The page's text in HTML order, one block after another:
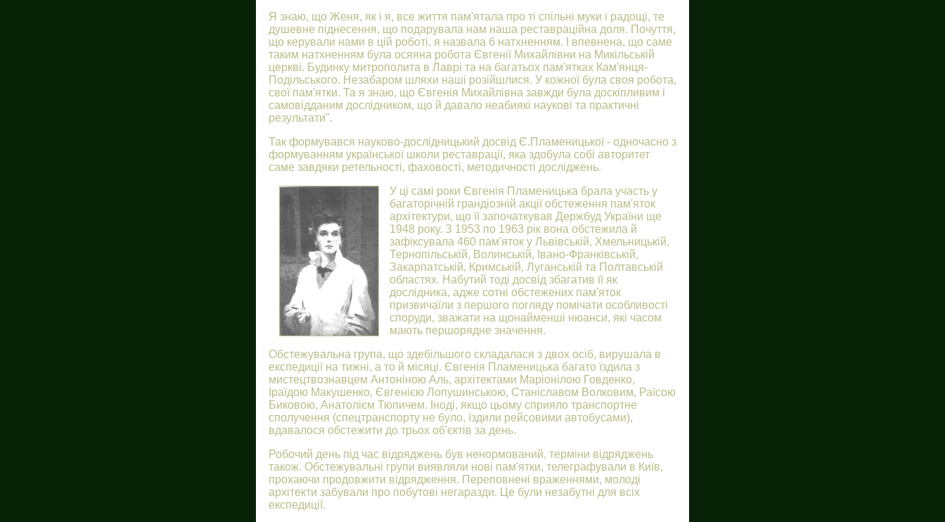
Я знаю, що Женя, як і я, все життя пам'ятала про ті спільні муки і радощі, те
душевне піднесення, що подарувала нам наша реставраційна доля. Почуття,
що керували нами в цій роботі, я назвала б натхненням. І впевнена, що саме
таким натхненням була осяяна робота Євгенії Михайлівни на Микільській
церкві. Будинку митрополита в Лаврі та на багатьох пам'ятках Кам'янця-
Подільського. Незабаром шляхи наші розійшлися. У кожної була своя робота,
свої пам'ятки. Та я знаю, що Євгенія Михайлівна завжди була доскіпливим і
самовідданим дослідником, що й давало неабиякі наукові та практичні
результати".
Так формувався науково-дослідницький досвід Є.Пламеницької - одночасно з
формуванням української школи реставрації, яка здобула собі авторитет
саме завдяки ретельності, фаховості, методичності досліджень.
У ці самі роки Євгенія Пламеницька брала участь у
багаторічній грандіозній акції обстеження пам'яток
архітектури, що її започаткував Держбуд України ще
1948 року. З 1953 по 1963 рік вона обстежила й
зафіксувала 460 пам'яток у Львівській, Хмельницькій,
Тернопільській, Волинській, Івано-Франківській,
Закарпатській, Кримській, Луганській та Полтавській
областях. Набутий тоді досвід збагатив її як
дослідника, адже сотні обстежених пам'яток
призвичаїли з першого погляду помічати особливості
споруди, зважати на щонайменші нюанси, які часом
мають першорядне значення.
Обстежувальна група, що здебільшого складалася з двох осіб, вирушала в
експедиції на тижні, а то й місяці. Євгенія Пламеницька багато їздила з
мистецтвознавцем Антоніною Аль, архітектами Маріонілою Говденко,
Іраїдою Макушенко, Євгенією Лопушинською, Станіславом Волковим, Раїсою
Биковою, Анатолієм Тюпичем. Іноді, якщо цьому сприяло транспортне
сполучення (спецтранспорту не було, їздили рейсовими автобусами),
вдавалося обстежити до трьох об'єктів за день.
Робочий день під час відряджень був ненормований, терміни відряджень
також. Обстежувальні групи виявляли нові пам'ятки, телеграфували в Київ,
прохаючи продовжити відрядження. Переповнені враженнями, молоді
архітекти забували про побутові негаразди. Це були незабутні для всіх
експедиції.